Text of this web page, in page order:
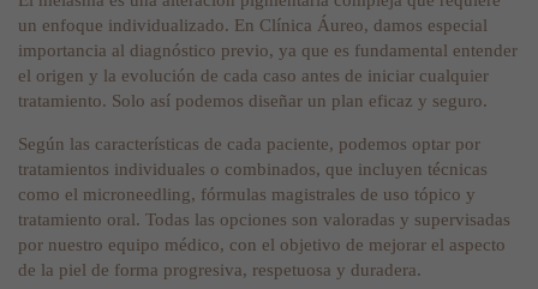
un enfoque individualizado. En Clínica Áureo, damos especial
importancia al diagnóstico previo, ya que es fundamental entender
el origen y la evolución de cada caso antes de iniciar cualquier
tratamiento. Solo así podemos diseñar un plan eficaz y seguro.
Según las características de cada paciente, podemos optar por
tratamientos individuales o combinados, que incluyen técnicas
como el microneedling, fórmulas magistrales de uso tópico y
tratamiento oral. Todas las opciones son valoradas y supervisadas
por nuestro equipo médico, con el objetivo de mejorar el aspecto
de la piel de forma progresiva, respetuosa y duradera.